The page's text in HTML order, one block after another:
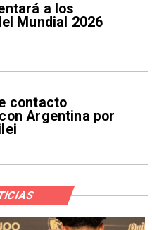
a los
Mundial 2026
contacto
Argentina por